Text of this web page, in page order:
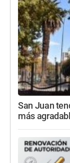
San Juan
más